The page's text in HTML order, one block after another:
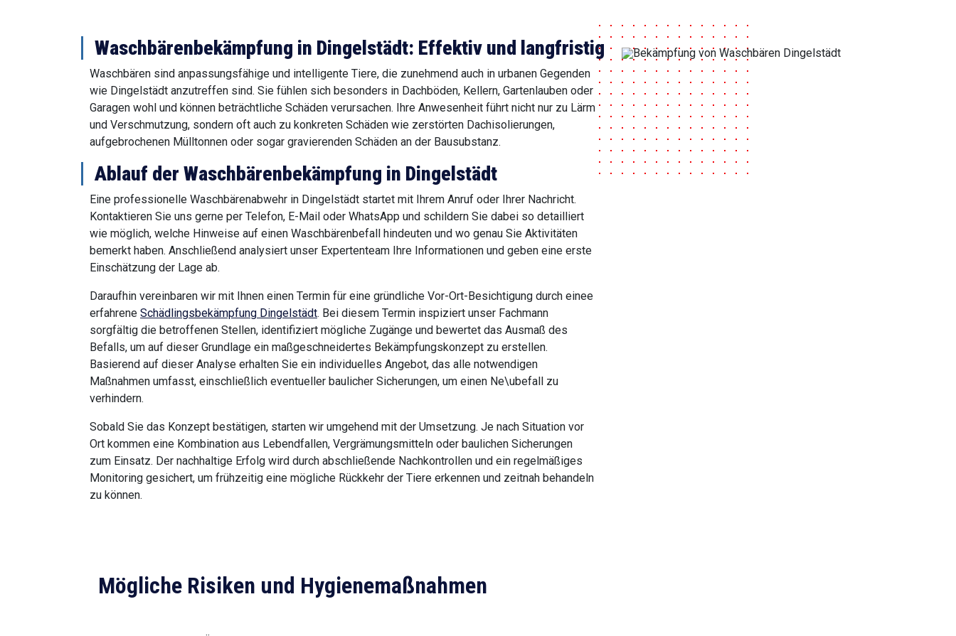
Waschbärenbekämpfung in Dingelstädt: Effektiv und langfristig
Waschbären sind anpassungsfähige und intelligente Tiere, die zunehmend auch in urbanen Gegenden
wie Dingelstädt anzutreffen sind. Sie fühlen sich besonders in Dachböden, Kellern, Gartenlauben oder
Garagen wohl und können beträchtliche Schäden verursachen. Ihre Anwesenheit führt nicht nur zu Lärm
und Verschmutzung, sondern oft auch zu konkreten Schäden wie zerstörten Dachisolierungen,
aufgebrochenen Mülltonnen oder sogar gravierenden Schäden an der Bausubstanz.
Ablauf der Waschbärenbekämpfung in Dingelstädt
Eine professionelle Waschbärenabwehr in Dingelstädt startet mit Ihrem Anruf oder Ihrer Nachricht.
Kontaktieren Sie uns gerne per Telefon, E-Mail oder WhatsApp und schildern Sie dabei so detailliert
wie möglich, welche Hinweise auf einen Waschbärenbefall hindeuten und wo genau Sie Aktivitäten
bemerkt haben. Anschließend analysiert unser Expertenteam Ihre Informationen und geben eine erste
Einschätzung der Lage ab.
Daraufhin vereinbaren wir mit Ihnen einen Termin für eine gründliche Vor-Ort-Besichtigung durch einee
erfahrene Schädlingsbekämpfung Dingelstädt. Bei diesem Termin inspiziert unser Fachmann
sorgfältig die betroffenen Stellen, identifiziert mögliche Zugänge und bewertet das Ausmaß des
Befalls, um auf dieser Grundlage ein maßgeschneidertes Bekämpfungskonzept zu erstellen.
Basierend auf dieser Analyse erhalten Sie ein individuelles Angebot, das alle notwendigen
Maßnahmen umfasst, einschließlich eventueller baulicher Sicherungen, um einen Ne\ubefall zu
verhindern.
Sobald Sie das Konzept bestätigen, starten wir umgehend mit der Umsetzung. Je nach Situation vor
Ort kommen eine Kombination aus Lebendfallen, Vergrämungsmitteln oder baulichen Sicherungen
zum Einsatz. Der nachhaltige Erfolg wird durch abschließende Nachkontrollen und ein regelmäßiges
Monitoring gesichert, um frühzeitig eine mögliche Rückkehr der Tiere erkennen und zeitnah behandeln
zu können.
Mögliche Risiken und Hygienemaßnahmen